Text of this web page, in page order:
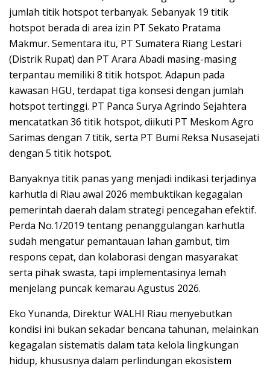
jumlah titik hotspot terbanyak. Sebanyak 19 titik
hotspot berada di area izin PT Sekato Pratama
Makmur. Sementara itu, PT Sumatera Riang Lestari
(Distrik Rupat) dan PT Arara Abadi masing-masing
terpantau memiliki 8 titik hotspot. Adapun pada
kawasan HGU, terdapat tiga konsesi dengan jumlah
hotspot tertinggi. PT Panca Surya Agrindo Sejahtera
mencatatkan 36 titik hotspot, diikuti PT Meskom Agro
Sarimas dengan 7 titik, serta PT Bumi Reksa Nusasejati
dengan 5 titik hotspot.
Banyaknya titik panas yang menjadi indikasi terjadinya
karhutla di Riau awal 2026 membuktikan kegagalan
pemerintah daerah dalam strategi pencegahan efektif.
Perda No.1/2019 tentang penanggulangan karhutla
sudah mengatur pemantauan lahan gambut, tim
respons cepat, dan kolaborasi dengan masyarakat
serta pihak swasta, tapi implementasinya lemah
menjelang puncak kemarau Agustus 2026.
Eko Yunanda, Direktur WALHI Riau menyebutkan
kondisi ini bukan sekadar bencana tahunan, melainkan
kegagalan sistematis dalam tata kelola lingkungan
hidup, khususnya dalam perlindungan ekosistem